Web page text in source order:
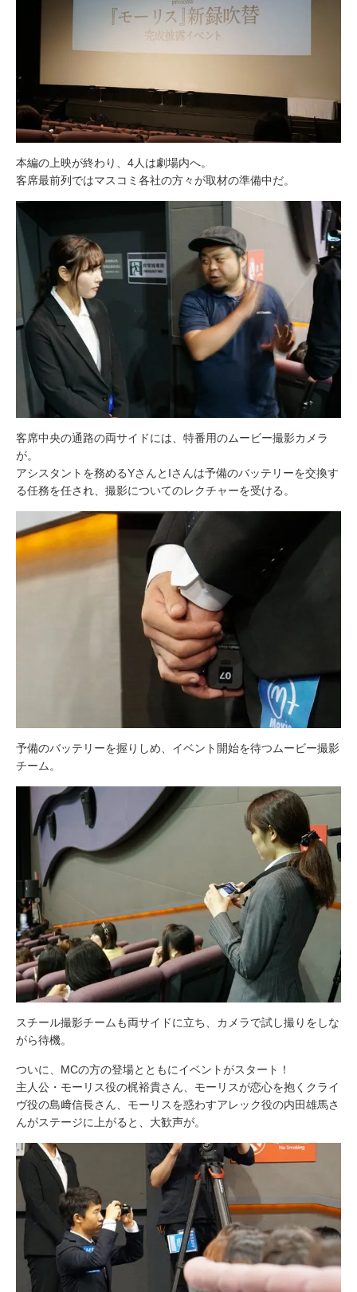
本編の上映が終わり、4人は劇場内へ。
客席最前列ではマスコミ各社の方々が取材の準備中だ。
客席中央の通路の両サイドには、特番用のムービー撮影カメラ
が。
アシスタントを務めるYさんとIさんは予備のバッテリーを交換す
る任務を任され、撮影についてのレクチャーを受ける。
予備のバッテリーを握りしめ、イベント開始を待つムービー撮影
チーム。
スチール撮影チームも両サイドに立ち、カメラで試し撮りをしな
がら待機。
ついに、MCの方の登場とともにイベントがスタート！
主人公・モーリス役の梶裕貴さん、モーリスが恋心を抱くクライ
ヴ役の島﨑信長さん、モーリスを惑わすアレック役の内田雄馬さ
んがステージに上がると、大歓声が。